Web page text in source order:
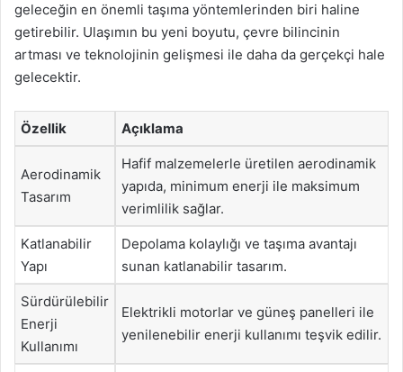
geleceğin en önemli taşıma yöntemlerinden biri haline
getirebilir. Ulaşımın bu yeni boyutu, çevre bilincinin
artması ve teknolojinin gelişmesi ile daha da gerçekçi hale
gelecektir.
Özellik Açıklama
Aerodinamik
Tasarım
Hafif malzemelerle üretilen aerodinamik
yapıda, minimum enerji ile maksimum
verimlilik sağlar.
Katlanabilir
Yapı
Depolama kolaylığı ve taşıma avantajı
sunan katlanabilir tasarım.
Sürdürülebilir
Enerji
Kullanımı
Elektrikli motorlar ve güneş panelleri ile
yenilenebilir enerji kullanımı teşvik edilir.